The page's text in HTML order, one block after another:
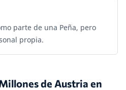
parte de una Peña, pero
propia.
de Austria en